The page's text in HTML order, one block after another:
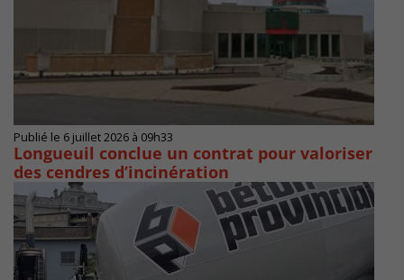
Publié le 6 juillet 2026 à 09h33
Longueuil conclue un contrat pour valoriser
des cendres d’incinération